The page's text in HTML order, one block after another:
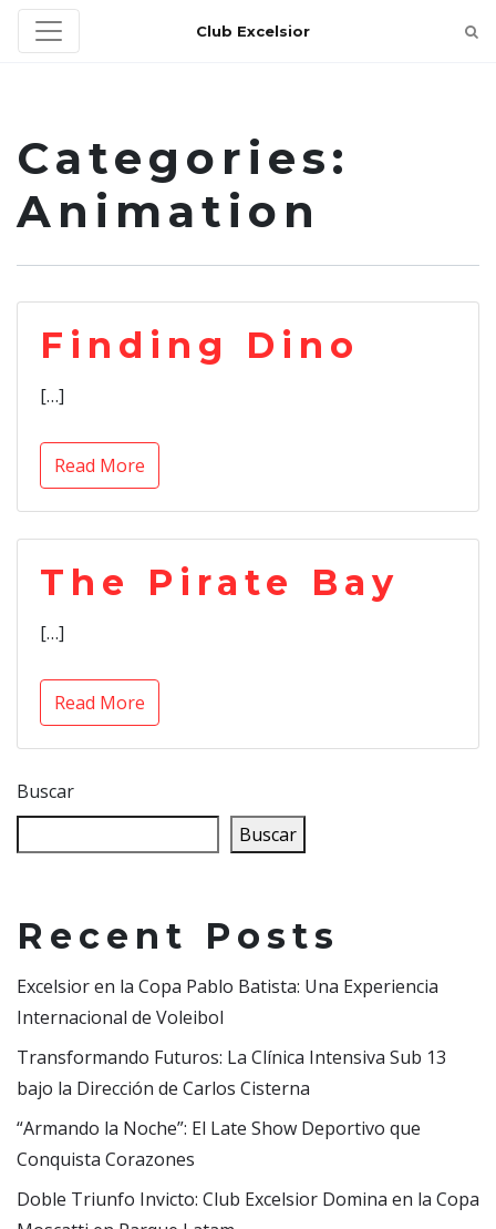
Club Excelsior
Categories:
Animation
Finding Dino
[…]
Read More
The Pirate Bay
[…]
Read More
Buscar
Buscar
Recent Posts
Excelsior en la Copa Pablo Batista: Una Experiencia
Internacional de Voleibol
Transformando Futuros: La Clínica Intensiva Sub 13
bajo la Dirección de Carlos Cisterna
“Armando la Noche”: El Late Show Deportivo que
Conquista Corazones
Doble Triunfo Invicto: Club Excelsior Domina en la Copa